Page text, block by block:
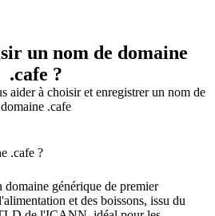
un nom de domaine
.cafe ?
aider à choisir et enregistrer un nom de
domaine .cafe
.cafe ?
domaine générique de premier
et des boissons, issu du